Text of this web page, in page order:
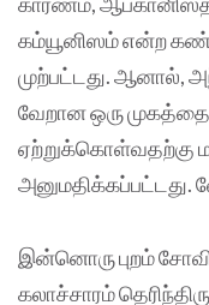
கம்யூனிஸம் என்ற
முற்பட்டது. ஆனால்,
வேறான ஒரு
ஏற்றுக்கொள்வதற்கு
அனுமதிக்கப்பட்டது.
இன்னொரு புறம்
கலாச்சாரம்